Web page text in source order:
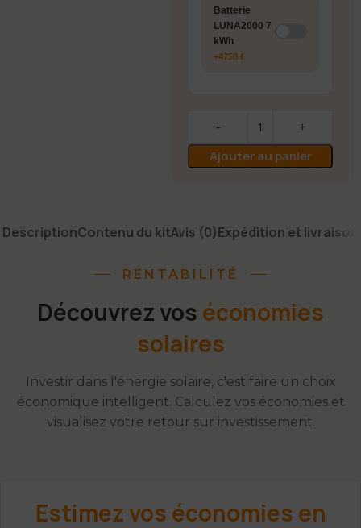
Batterie
LUNA2000 7
kWh
+4750 €
Ajouter au panier
DescriptionContenu du kitAvis (0)Expédition et livraison
RENTABILITÉ
Découvrez vos économies
solaires
Investir dans l'énergie solaire, c'est faire un choix
économique intelligent. Calculez vos économies et
visualisez votre retour sur investissement.
Estimez vos économies en